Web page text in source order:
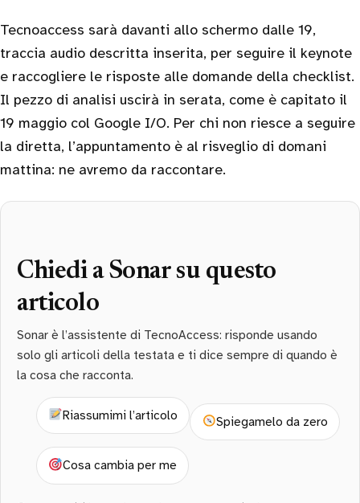
Tecnoaccess sarà davanti allo schermo dalle 19,
traccia audio descritta inserita, per seguire il keynote
e raccogliere le risposte alle domande della checklist.
Il pezzo di analisi uscirà in serata, come è capitato il
19 maggio col Google I/O. Per chi non riesce a seguire
la diretta, l’appuntamento è al risveglio di domani
mattina: ne avremo da raccontare.
Chiedi a Sonar su questo
articolo
Sonar è l’assistente di TecnoAccess: risponde usando
solo gli articoli della testata e ti dice sempre di quando è
la cosa che racconta.
Riassumimi l’articolo Spiegamelo da zero
Cosa cambia per me